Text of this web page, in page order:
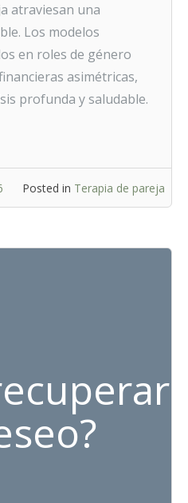
atraviesan una
Los modelos
en roles de género
asimétricas,
profunda y saludable.
Posted in Terapia de pareja